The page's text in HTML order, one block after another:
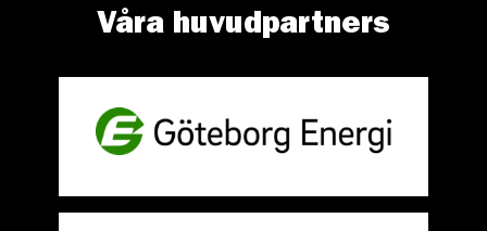
Våra huvudpartners